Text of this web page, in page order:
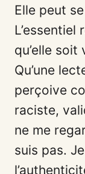
Elle peut
qu’elle
Qu’une
perçoive
raciste,
ne me
suis pas.